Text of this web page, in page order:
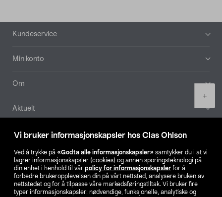
Vi bruker informasjonskapsler hos Clas Ohlson
Ved å trykke på «Godta alle informasjonskapsler» samtykker du i at vi
lagrer informasjonskapsler (cookies) og annen sporingsteknologi på
din enhet i henhold til vår policy for informasjonskapsler for å
forbedre brukeropplevelsen din på vårt nettsted, analysere bruken av
nettstedet og for å tilpasse våre markedsføringstiltak. Vi bruker fire
typer informasjonskapsler: nødvendige, funksjonelle, analytiske og
+
Bunntekst
Kundeservice
Min konto
Om
Aktuelt
Våre selskaper
Finn din butikk
SE NO FI